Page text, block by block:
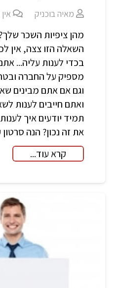
מאיה בוכניק
מהן ציפיות השכר
השאלה הזו צצה, אין
בכדי לענות עליה...
מספיק על החברה
וגם אם אתם מבינים
ואתם חייבים לענות
תמיד יודעים איך
את זה נכון? הנה
קרא עוד...